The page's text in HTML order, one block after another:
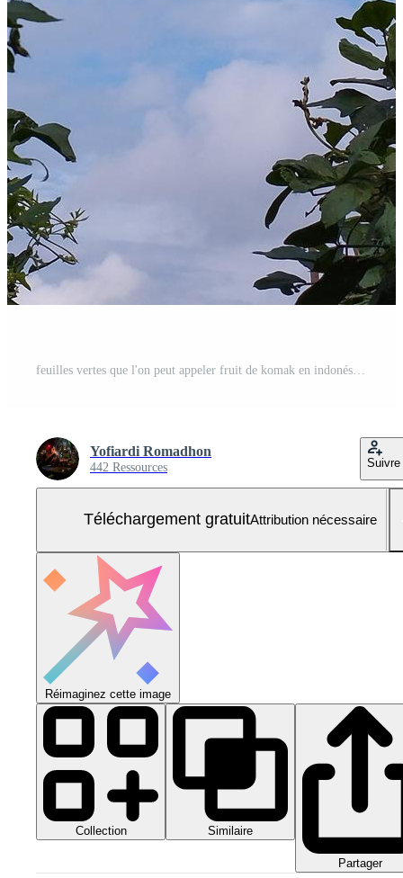
Yofiardi Romadhon
442 Ressources Suivre
Téléchargement gratuitAttribution nécessaire
Réimaginez cette image
Collection Similaire
Partager